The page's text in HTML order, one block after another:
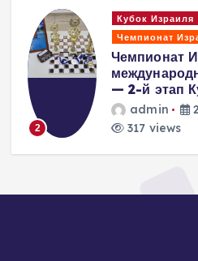
и
н
а
ц
и
Международные шашки
по
шашкам (рапид)
Израиля 2026
27 июня, 2026
3